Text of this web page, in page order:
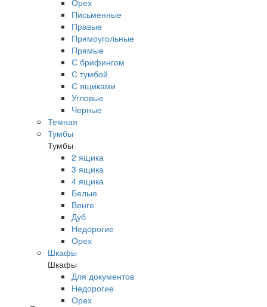
Орех
Письменные
Правые
Прямоугольные
Прямые
С брифингом
С тумбой
С ящиками
Угловые
Черные
Темная
Тумбы
Тумбы
2 ящика
3 ящика
4 ящика
Белые
Венге
Дуб
Недорогие
Орех
Шкафы
Шкафы
Для документов
Недорогие
Орех